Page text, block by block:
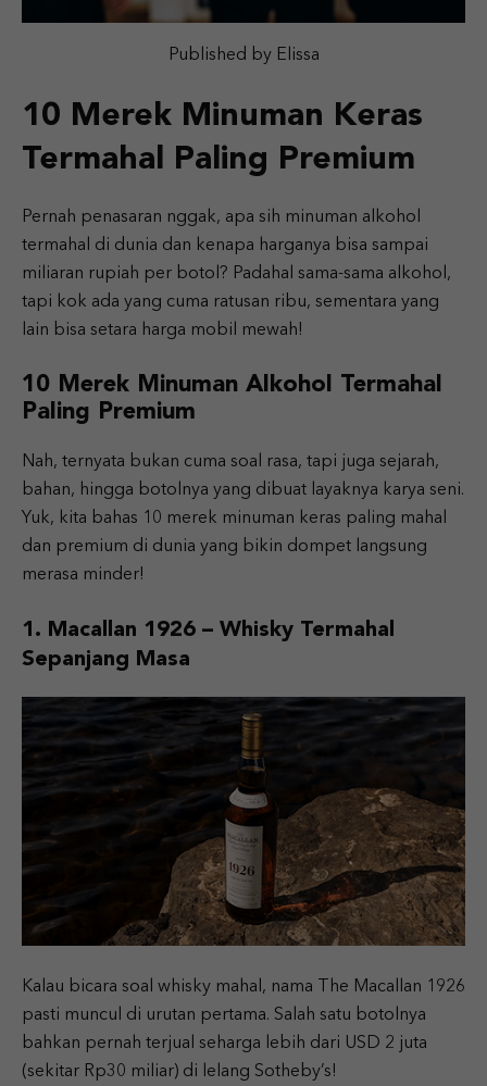
Published by Elissa
10 Merek Minuman Keras
Termahal Paling Premium
Pernah penasaran nggak, apa sih minuman alkohol
termahal di dunia dan kenapa harganya bisa sampai
miliaran rupiah per botol? Padahal sama-sama alkohol,
tapi kok ada yang cuma ratusan ribu, sementara yang
lain bisa setara harga mobil mewah!
10 Merek Minuman Alkohol Termahal
Paling Premium
Nah, ternyata bukan cuma soal rasa, tapi juga sejarah,
bahan, hingga botolnya yang dibuat layaknya karya seni.
Yuk, kita bahas 10 merek minuman keras paling mahal
dan premium di dunia yang bikin dompet langsung
merasa minder!
1. Macallan 1926 – Whisky Termahal
Sepanjang Masa
Kalau bicara soal whisky mahal, nama The Macallan 1926
pasti muncul di urutan pertama. Salah satu botolnya
bahkan pernah terjual seharga lebih dari USD 2 juta
(sekitar Rp30 miliar) di lelang Sotheby’s!